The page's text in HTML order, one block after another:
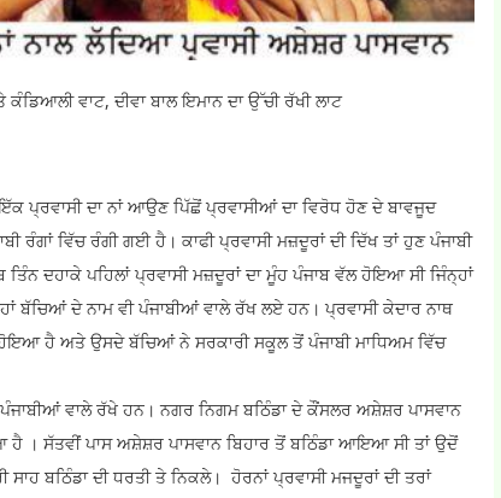
ਵਾਟ, ਦੀਵਾ ਬਾਲ ਇਮਾਨ ਦਾ ਉੱਚੀ ਰੱਖੀ ਲਾਟ
ਪ੍ਰਵਾਸੀ ਦਾ ਨਾਂ ਆਉਣ ਪਿੱਛੋਂ ਪ੍ਰਵਾਸੀਆਂ ਦਾ ਵਿਰੋਧ ਹੋਣ ਦੇ ਬਾਵਜੂਦ
ਰੰਗਾਂ ਵਿੱਚ ਰੰਗੀ ਗਈ ਹੈ। ਕਾਫੀ ਪ੍ਰਵਾਸੀ ਮਜ਼ਦੂਰਾਂ ਦੀ ਦਿੱਖ ਤਾਂ ਹੁਣ ਪੰਜਾਬੀ
ਦਹਾਕੇ ਪਹਿਲਾਂ ਪ੍ਰਵਾਸੀ ਮਜ਼ਦੂਰਾਂ ਦਾ ਮੂੰਹ ਪੰਜਾਬ ਵੱਲ ਹੋਇਆ ਸੀ ਜਿੰਨ੍ਹਾਂ
ਬੱਚਿਆਂ ਦੇ ਨਾਮ ਵੀ ਪੰਜਾਬੀਆਂ ਵਾਲੇ ਰੱਖ ਲਏ ਹਨ। ਪ੍ਰਵਾਸੀ ਕੇਦਾਰ ਨਾਥ
ਹੋਇਆ ਹੈ ਅਤੇ ਉਸਦੇ ਬੱਚਿਆਂ ਨੇ ਸਰਕਾਰੀ ਸਕੂਲ ਤੋਂ ਪੰਜਾਬੀ ਮਾਧਿਅਮ ਵਿੱਚ
ਵਾਲੇ ਰੱਖੇ ਹਨ। ਨਗਰ ਨਿਗਮ ਬਠਿੰਡਾ ਦੇ ਕੌਂਸਲਰ ਅਸ਼ੇਸ਼ਰ ਪਾਸਵਾਨ
ਹੈ । ਸੱਤਵੀਂ ਪਾਸ ਅਸ਼ੇਸ਼ਰ ਪਾਸਵਾਨ ਬਿਹਾਰ ਤੋਂ ਬਠਿੰਡਾ ਆਇਆ ਸੀ ਤਾਂ ਉਦੋਂ
ਬਠਿੰਡਾ ਦੀ ਧਰਤੀ ਤੇ ਨਿਕਲੇ। ਹੋਰਨਾਂ ਪ੍ਰਵਾਸੀ ਮਜਦੂਰਾਂ ਦੀ ਤਰਾਂ